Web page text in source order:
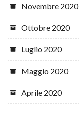
Novembre 2020
Ottobre 2020
Luglio 2020
Maggio 2020
Aprile 2020